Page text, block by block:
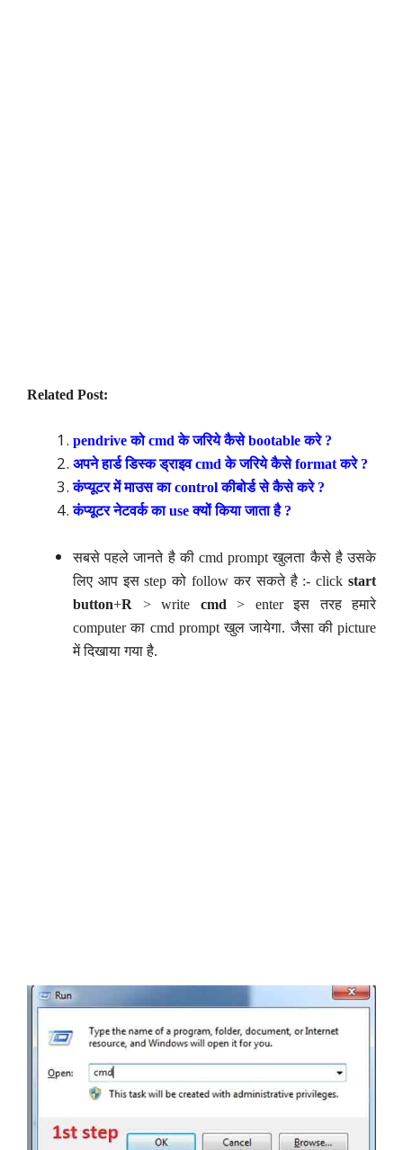
Related Post:
pendrive को cmd के जरिये कैसे bootable करे ?
अपने हार्ड डिस्क ड्राइव cmd के जरिये कैसे format करे ?
कंप्यूटर में माउस का control कीबोर्ड से कैसे करे ?
कंप्यूटर नेटवर्क का use क्यों किया जाता है ?
सबसे पहले जानते है की cmd prompt खुलता कैसे है उसके
लिए आप इस step को follow कर सकते है :- click start
button+R > write cmd > enter इस तरह हमारे
computer का cmd prompt खुल जायेगा. जैसा की picture
में दिखाया गया है.